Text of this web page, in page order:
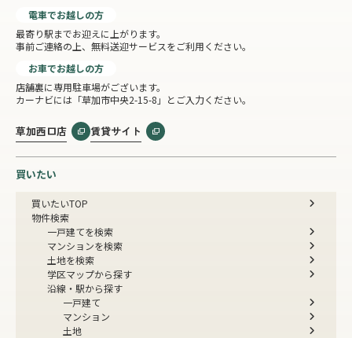
電車でお越しの方
最寄り駅までお迎えに上がります。
事前ご連絡の上、無料送迎サービスをご利用ください。
お車でお越しの方
店舗裏に専用駐車場がございます。
カーナビには「草加市中央2-15-8」とご入力ください。
草加西口店 賃貸サイト
買いたい
買いたいTOP
物件検索
一戸建てを検索
マンションを検索
土地を検索
学区マップから探す
沿線・駅から探す
一戸建て
マンション
土地